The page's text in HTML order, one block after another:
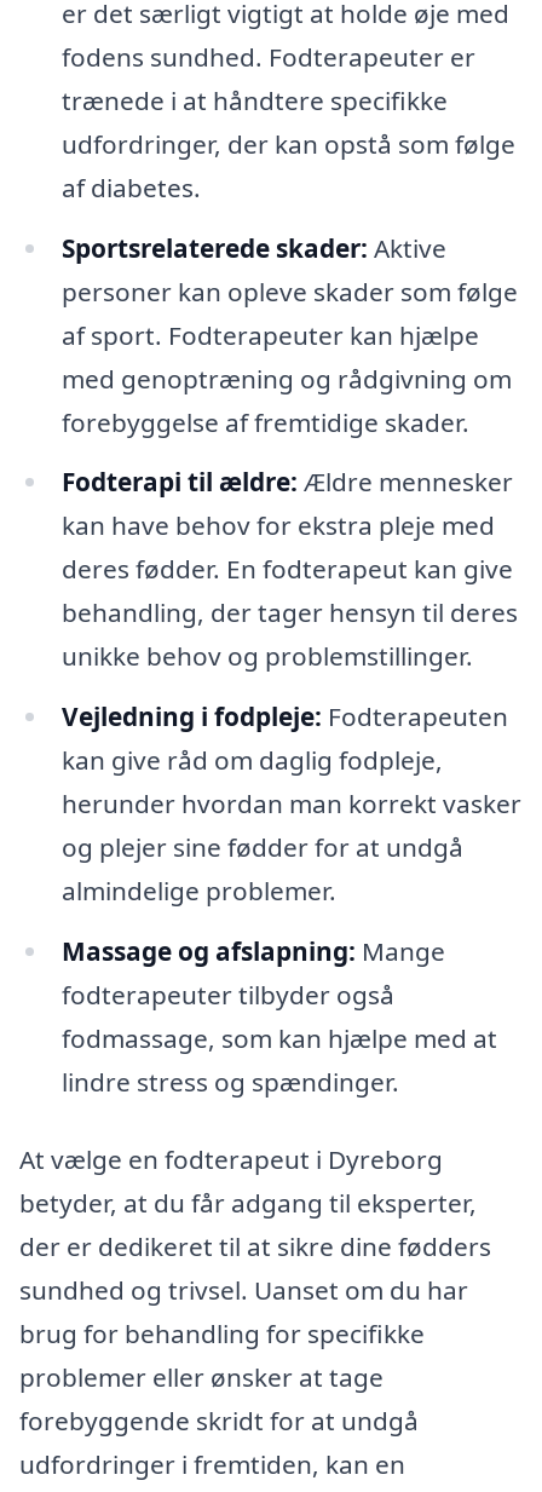
er det særligt vigtigt at holde øje med
fodens sundhed. Fodterapeuter er
trænede i at håndtere specifikke
udfordringer, der kan opstå som følge
af diabetes.
Sportsrelaterede skader: Aktive
personer kan opleve skader som følge
af sport. Fodterapeuter kan hjælpe
med genoptræning og rådgivning om
forebyggelse af fremtidige skader.
Fodterapi til ældre: Ældre mennesker
kan have behov for ekstra pleje med
deres fødder. En fodterapeut kan give
behandling, der tager hensyn til deres
unikke behov og problemstillinger.
Vejledning i fodpleje: Fodterapeuten
kan give råd om daglig fodpleje,
herunder hvordan man korrekt vasker
og plejer sine fødder for at undgå
almindelige problemer.
Massage og afslapning: Mange
fodterapeuter tilbyder også
fodmassage, som kan hjælpe med at
lindre stress og spændinger.
At vælge en fodterapeut i Dyreborg
betyder, at du får adgang til eksperter,
der er dedikeret til at sikre dine fødders
sundhed og trivsel. Uanset om du har
brug for behandling for specifikke
problemer eller ønsker at tage
forebyggende skridt for at undgå
udfordringer i fremtiden, kan en